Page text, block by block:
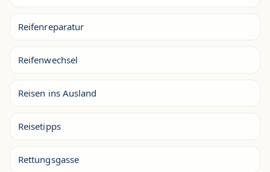
Reifenreparatur
Reifenwechsel
Reisen ins Ausland
Reisetipps
Rettungsgasse